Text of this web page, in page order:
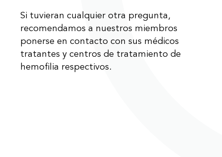
Si tuvieran cualquier otra pregunta,
recomendamos a nuestros miembros
ponerse en contacto con sus médicos
tratantes y centros de tratamiento de
hemofilia respectivos.